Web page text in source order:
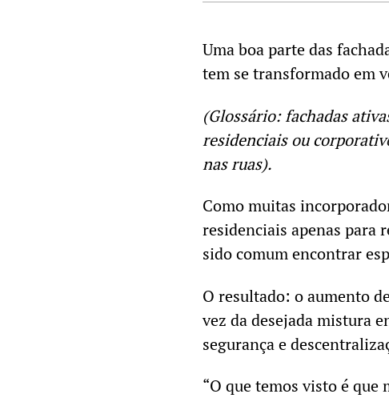
Uma boa parte das
tem se transformado em
(Glossário: fachadas
residenciais ou
nas ruas).
Como muitas
residenciais apenas para
sido comum encontrar
O resultado: o aumento
vez da desejada mistura
segurança e
“O que temos visto é que